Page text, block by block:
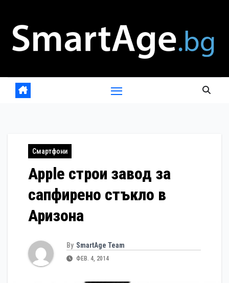
content
Смартфони
Apple строи завод за
сапфирено стъкло в
Аризона
By SmartAge Team
ФЕВ. 4, 2014